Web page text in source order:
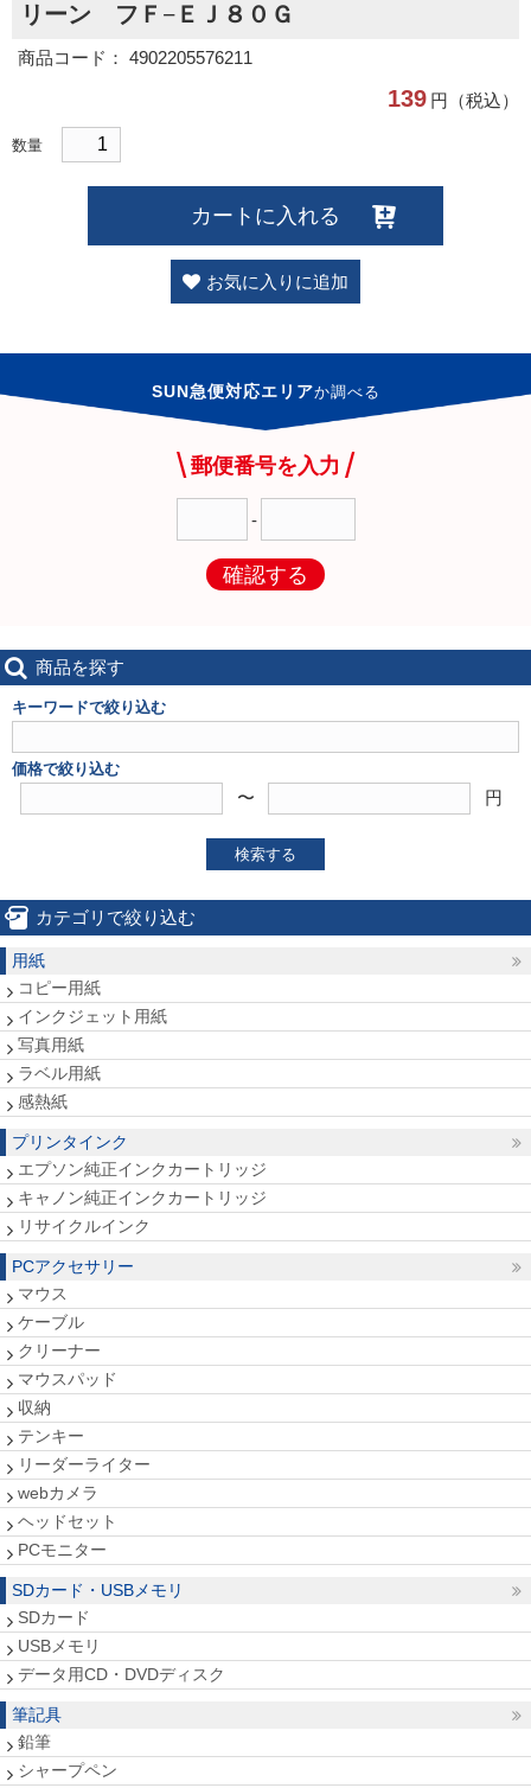
リーン フＦ−ＥＪ８０Ｇ
商品コード： 4902205576211
139 円（税込）
数量
カートに入れる
お気に入りに追加
SUN急便対応エリアか調べる
郵便番号を入力
-
確認する
商品を探す
キーワードで絞り込む
価格で絞り込む
〜 円
検索する
カテゴリで絞り込む
用紙
コピー用紙
インクジェット用紙
写真用紙
ラベル用紙
感熱紙
プリンタインク
エプソン純正インクカートリッジ
キャノン純正インクカートリッジ
リサイクルインク
PCアクセサリー
マウス
ケーブル
クリーナー
マウスパッド
収納
テンキー
リーダーライター
webカメラ
ヘッドセット
PCモニター
SDカード・USBメモリ
SDカード
USBメモリ
データ用CD・DVDディスク
筆記具
鉛筆
シャープペン